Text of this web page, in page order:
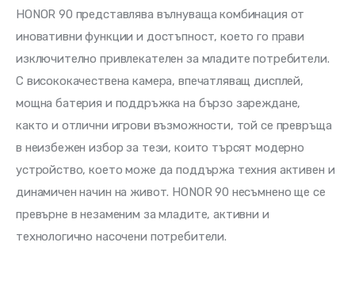
HONOR 90 представлява вълнуваща комбинация от
иновативни функции и достъпност, което го прави
изключително привлекателен за младите потребители.
С висококачествена камера, впечатляващ дисплей,
мощна батерия и поддръжка на бързо зареждане,
както и отлични игрови възможности, той се превръща
в неизбежен избор за тези, които търсят модерно
устройство, което може да поддържа техния активен и
динамичен начин на живот. HONOR 90 несъмнено ще се
превърне в незаменим за младите, активни и
технологично насочени потребители.